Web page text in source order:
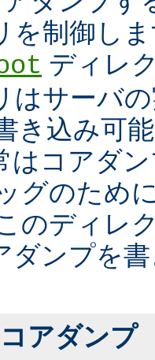
を制御し
ディレ
はサーバ
き込み可
はコアダ
グのため
のディレ
ダンプを
アダンプ